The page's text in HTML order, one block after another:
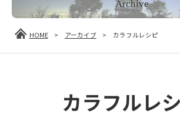
Archive
HOME > アーカイブ > カラフルレシピ
カラフルレ